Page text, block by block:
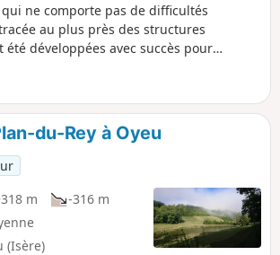
ne comporte pas de difficultés
au plus près des structures
développées avec succès pour
on empreinte la Voie Verte et le
puis on rejoint le GR®65, Chemin de
- Le Puy-en-Velay, sur les hauteurs de
passe par de nombreux points
une pause au choix. Profitez des
lac et des massifs environnants et de la
avec un pourcentage de voies
faible. On peut également la faire dans
autre point de vue.
du-Rey à Oyeu
m
-316 m
(Isère)